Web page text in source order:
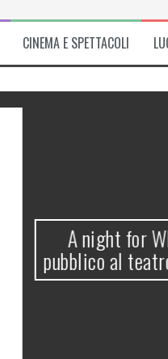
CINEMA E SPETTACOLI
A night for
pubblico al